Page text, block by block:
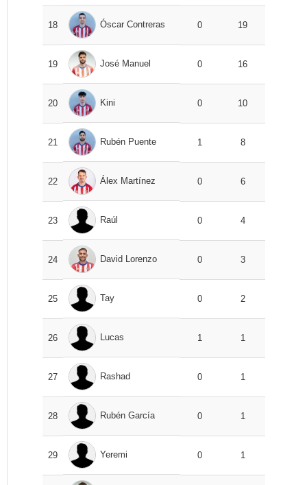
18 Óscar Contreras 0 19
19 José Manuel 0 16
20 Kini 0 10
21 Rubén Puente 1 8
22 Álex Martínez 0 6
23 Raúl 0 4
24 David Lorenzo 0 3
25 Tay 0 2
26 Lucas 1 1
27 Rashad 0 1
28 Rubén García 0 1
29 Yeremi 0 1